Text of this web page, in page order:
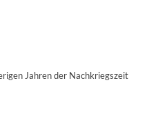
Jahren der Nachkriegszeit